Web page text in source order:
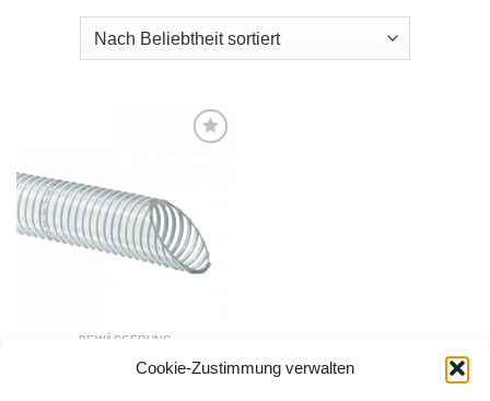
Cookie-Zustimmung verwalten
BEWÄSSERUNG
Saugschlauch/Druckschlauch
50 mm, 25 m,